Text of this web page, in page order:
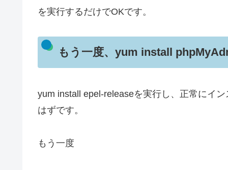
を実行するだけでOKです。
もう一度、yum install
yum install epel-releaseを実行し、正常にイ
はずです。
もう一度